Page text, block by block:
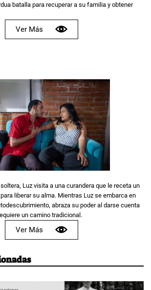
batalla para recuperar a su familia y obtener
Ver Más
Luz visita a una curandera que le receta un
liberar su alma. Mientras Luz se embarca en
abraza su poder al darse cuenta
un camino tradicional.
Ver Más